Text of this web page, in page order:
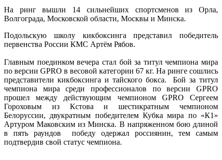
На ринг вышли 14 сильнейших спортсменов из Орла,
Волгограда, Московской области, Москвы и Минска.
Подольскую школу кикбоксинга представил победитель
первенства России КМС Артём Рябов.
Главным поединком вечера стал бой за титул чемпиона мира
по версии GPRO в весовой категории 67 кг. На ринге сошлись
представители кикбоксинга и тайского бокса. Бой за титул
чемпиона мира среди профессионалов по версии GPRO
прошел между действующим чемпионом GPRO Сергеем
Гороховым из Кстова и шестикратным чемпионом
Белоруссии, двукратным победителем Кубка мира по «К1»
Артуром Маковским из Минска. В напряженном бою длиной
в пять раундов победу одержал россиянин, тем самым
подтвердив свой статус чемпиона.